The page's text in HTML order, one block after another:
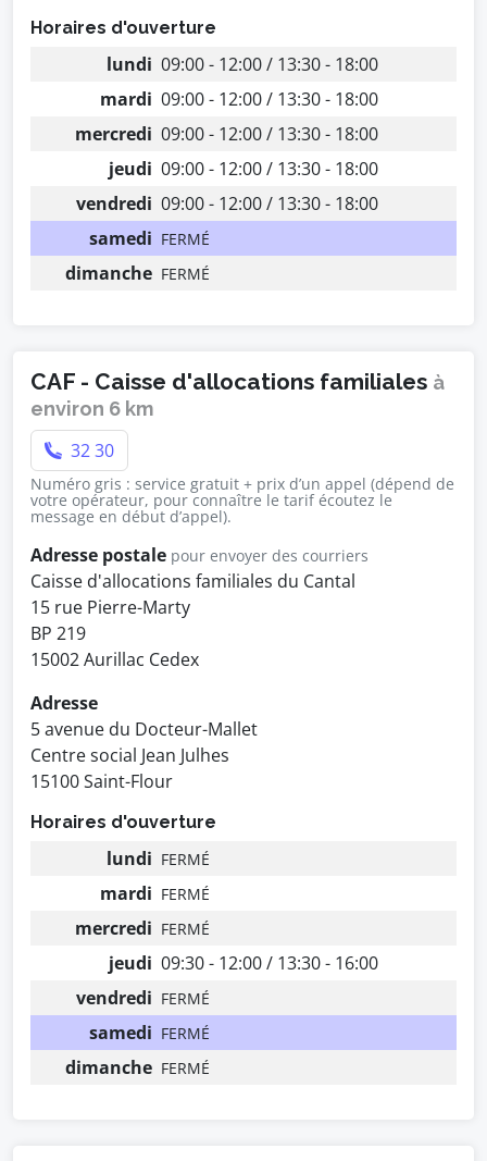
Horaires d'ouverture
lundi 09:00 - 12:00 / 13:30 - 18:00
mardi 09:00 - 12:00 / 13:30 - 18:00
mercredi 09:00 - 12:00 / 13:30 - 18:00
jeudi 09:00 - 12:00 / 13:30 - 18:00
vendredi 09:00 - 12:00 / 13:30 - 18:00
samedi FERMÉ
dimanche FERMÉ
CAF - Caisse d'allocations familiales à
environ 6 km
32 30
Numéro gris : service gratuit + prix d’un appel (dépend de
votre opérateur, pour connaître le tarif écoutez le
message en début d’appel).
Adresse postale pour envoyer des courriers
Caisse d'allocations familiales du Cantal
15 rue Pierre-Marty
BP 219
15002 Aurillac Cedex
Adresse
5 avenue du Docteur-Mallet
Centre social Jean Julhes
15100 Saint-Flour
Horaires d'ouverture
lundi FERMÉ
mardi FERMÉ
mercredi FERMÉ
jeudi 09:30 - 12:00 / 13:30 - 16:00
vendredi FERMÉ
samedi FERMÉ
dimanche FERMÉ